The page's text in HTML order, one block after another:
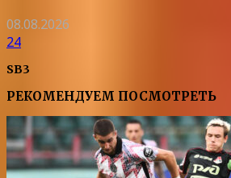
08.08.2026
24
SB3
РЕКОМЕНДУЕМ ПОСМОТРЕТЬ